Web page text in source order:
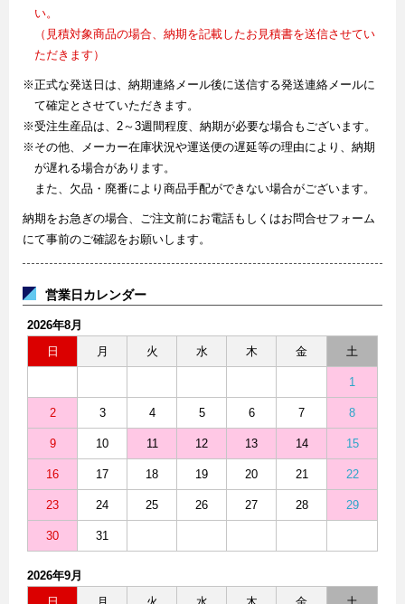
い。
（見積対象商品の場合、納期を記載したお見積書を送信させてい
ただきます）
※正式な発送日は、納期連絡メール後に送信する発送連絡メールに
て確定とさせていただきます。
※受注生産品は、2～3週間程度、納期が必要な場合もございます。
※その他、メーカー在庫状況や運送便の遅延等の理由により、納期
が遅れる場合があります。
また、欠品・廃番により商品手配ができない場合がございます。
納期をお急ぎの場合、ご注文前にお電話もしくはお問合せフォーム
にて事前のご確認をお願いします。
営業日カレンダー
2026年8月
日
月 火 水 木 金 土
1
2 3 4 5 6 7 8
9 10 11 12 13 14 15
16 17 18 19 20 21 22
23 24 25 26 27 28 29
30 31
2026年9月